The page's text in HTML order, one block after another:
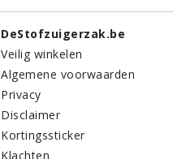
DeStofzuigerzak.be
Veilig winkelen
Algemene voorwaarden
Privacy
Disclaimer
Kortingssticker
Klachten